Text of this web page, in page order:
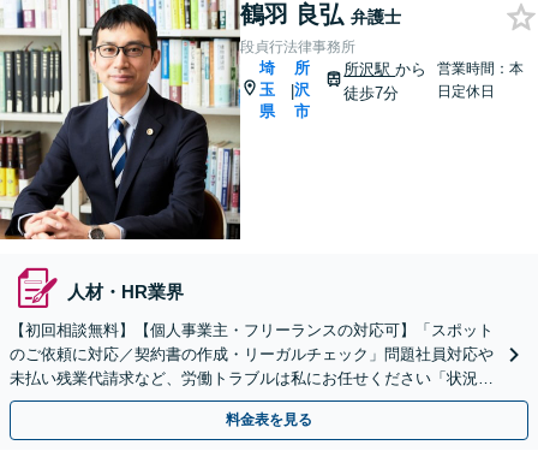
鶴羽 良弘 弁護士
段貞行法律事務所
埼
玉
県
|
所
沢
市
所沢駅から
徒歩7分
営業時間：本
日定休日
人材・HR業界
【初回相談無料】【個人事業主・フリーランスの対応可】「スポット
のご依頼に対応／契約書の作成・リーガルチェック」問題社員対応や
未払い残業代請求など、労働トラブルは私にお任せください「状況に
応じた実践的な法的支援を実施」【休日・夜間相談可】
料金表を見る